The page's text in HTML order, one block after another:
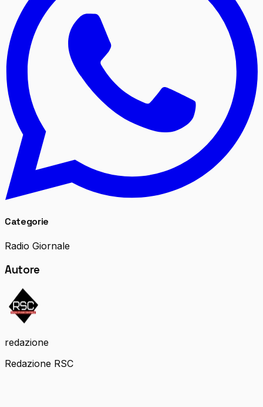
Categorie
Radio Giornale
Autore
redazione
Redazione RSC